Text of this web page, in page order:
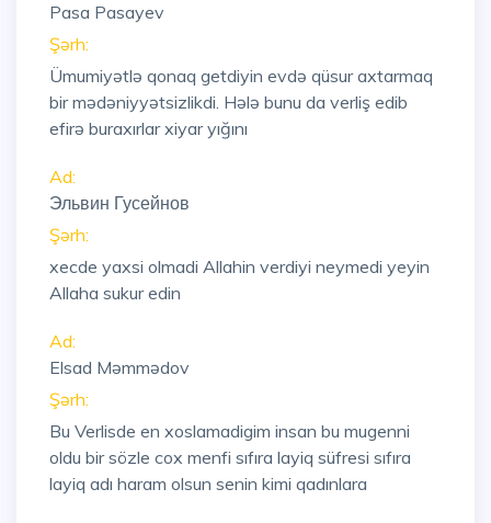
Pasa Pasayev
Şərh:
Ümumiyətlə qonaq getdiyin evdə qüsur axtarmaq
bir mədəniyyətsizlikdi. Hələ bunu da verliş edib
efirə buraxırlar xiyar yığını
Ad:
Эльвин Гусейнов
Şərh:
xecde yaxsi olmadi Allahin verdiyi neymedi yeyin
Allaha sukur edin
Ad:
Elsad Məmmədov
Şərh:
Bu Verlisde en xoslamadigim insan bu mugenni
oldu bir sözle cox menfi sıfıra layiq süfresi sıfıra
layiq adı haram olsun senin kimi qadınlara